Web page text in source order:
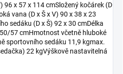
96 x 57 x 114 cmSložený kočárek (D
vana (D x Š x V) 90 x 38 x 23
sedáku (D x Š) 92 x 30 cmDélka
57 cmHmotnost včetně hluboké
sportovního sedáku 11,9 kgmax.
22 kgVýškově nastavitelná